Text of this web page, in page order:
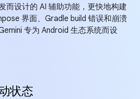
而设计的 AI 辅助功能，更快地构建
界面、Gradle build 错误和崩溃
专为 Android 生态系统而设
状态